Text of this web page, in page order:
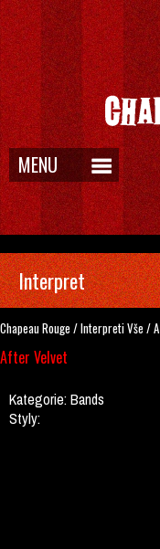
MENU
Interpret
Chapeau Rouge /InterpretiVše /A
After Velvet
Kategorie:Bands
Styly: